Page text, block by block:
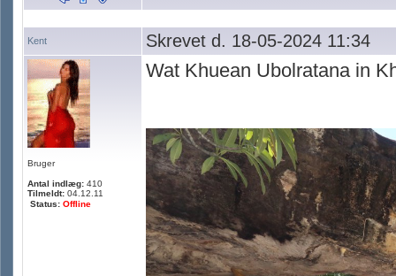
Kent Skrevet d. 18-05-2024 11:34
Bruger
Antal indlæg: 410
Tilmeldt: 04.12.11
Status: Offline
Wat Khuean Ubolratana in